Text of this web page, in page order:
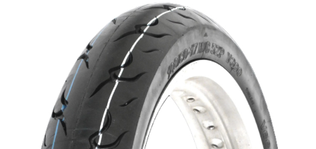
Contact cu cheie
https://www.doctortrotineta.ro/frane
Discuri frana
Placute de frana